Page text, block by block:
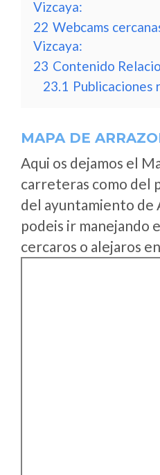
Vizcaya:
22 Webcams
Vizcaya:
23 Contenido
23.1 Publicaciones
MAPA DE
Aqui os dejamos el
carreteras como del
del ayuntamiento de
podeis ir manejando
cercaros o alejaros